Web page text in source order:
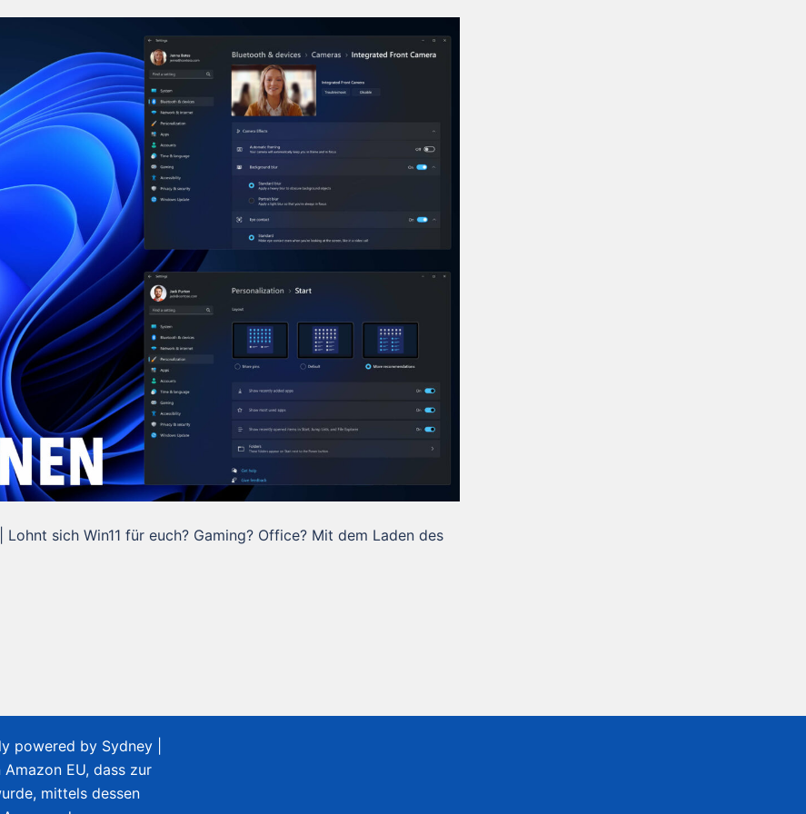
sich Win11 für euch? Gaming? Office? Mit dem Laden des
powered by Sydney
EU, dass zur
mittels dessen